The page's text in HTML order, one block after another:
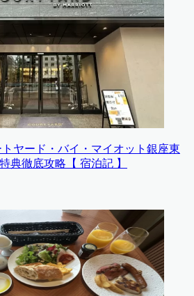
トヤード・バイ・マイオット銀座東
典徹底攻略【 宿泊記 】